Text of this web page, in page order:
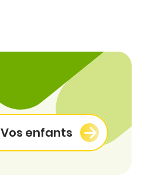
Vos enfants